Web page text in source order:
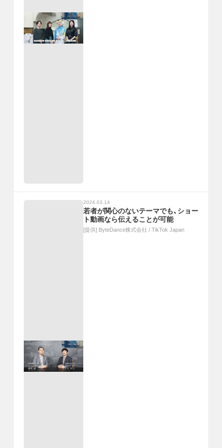
2024.03.14
若者が関心のないテーマでも、ショー
ト動画なら伝えることが可能
[提供] ByteDance株式会社 / TikTok Japan